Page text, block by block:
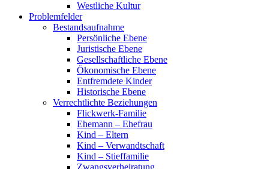
Westliche Kultur
Problemfelder
Bestandsaufnahme
Persönliche Ebene
Juristische Ebene
Gesellschaftliche Ebene
Ökonomische Ebene
Entfremdete Kinder
Historische Ebene
Verrechtlichte Beziehungen
Flickwerk-Familie
Ehemann – Ehefrau
Kind – Eltern
Kind – Verwandtschaft
Kind – Stieffamilie
Zwangsverheiratung